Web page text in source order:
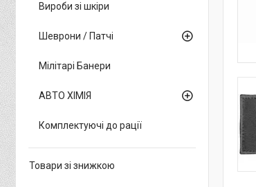
Вироби зі шкіри
Шеврони / Патчі
Мілітарі Банери
АВТО ХІМІЯ
Комплектуючі до рації
Товари зі знижкою